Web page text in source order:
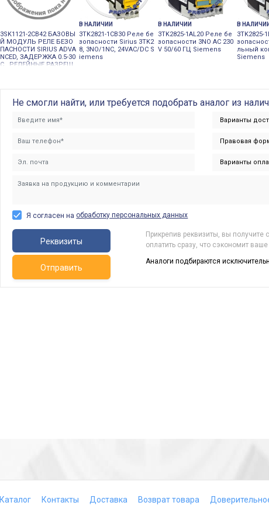
3SK1121-2CB42 БАЗОВЫ
Й МОДУЛЬ РЕЛЕ БЕЗО
ПАСНОСТИ SIRIUS ADVA
NCED, ЗАДЕРЖКА 0.5-30
С., РЕЛЕЙНЫЕ РАЗРЕШ
В НАЛИЧИИ
3TK2821-1CB30 Реле бе
зопасности Sirius 3TK2
8, 3NO/1NC, 24VAC/DC S
iemens
В НАЛИЧИИ
3TK2825-1AL20 Реле бе
зопасности 3NO AC 230
V 50/60 ГЦ Siemens
В НАЛИЧИИ
3TK2825-
льный
Siemens
Не смогли найти, или требуется подобрать аналог из
Я согласен на обработку персональных данных
Реквизиты
Прикрепив реквизиты, вы получите
оплатить сразу, что сэкономит
Отправить
Аналоги подбираются
Каталог Контакты Доставка Возврат товара